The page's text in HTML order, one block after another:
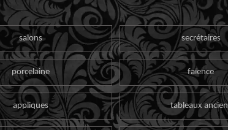
salons secrétaires
porcelaine faïence
appliques tableaux